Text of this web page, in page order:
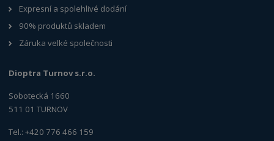
Expresní a spolehlivé dodání
90% produktů skladem
Záruka velké společnosti
Dioptra Turnov s.r.o.
Sobotecká 1660
511 01 TURNOV
Tel.: +420 776 466 159